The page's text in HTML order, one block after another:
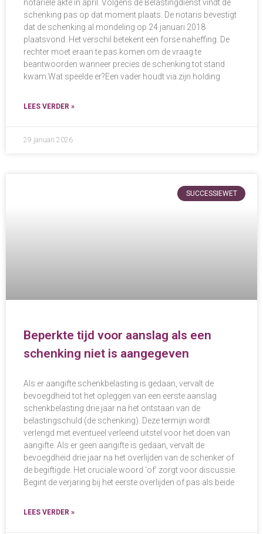
notariële akte in april. Volgens de Belastingdienst vindt de
schenking pas op dat moment plaats. De notaris bevestigt
dat de schenking al mondeling op 24 januari 2018
plaatsvond. Het verschil betekent een forse naheffing. De
rechter moet eraan te pas komen om de vraag te
beantwoorden wanneer precies de schenking tot stand
kwam.Wat speelde er?Een vader houdt via zijn holding
LEES VERDER »
29 januari 2026
SUCCESSIEWET
Beperkte tijd voor aanslag als een
schenking niet is aangegeven
Als er aangifte schenkbelasting is gedaan, vervalt de
bevoegdheid tot het opleggen van een eerste aanslag
schenkbelasting drie jaar na het ontstaan van de
belastingschuld (de schenking). Deze termijn wordt
verlengd met eventueel verleend uitstel voor het doen van
aangifte. Als er geen aangifte is gedaan, vervalt de
bevoegdheid drie jaar na het overlijden van de schenker of
de begiftigde. Het cruciale woord ‘of’ zorgt voor discussie.
Begint de verjaring bij het eerste overlijden of pas als beide
LEES VERDER »